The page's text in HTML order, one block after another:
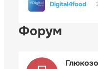
Digital4food
Форум